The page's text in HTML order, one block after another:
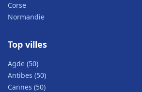
Corse
Normandie
Top villes
Agde (50)
Antibes (50)
Cannes (50)